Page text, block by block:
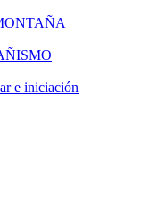
e iniciación